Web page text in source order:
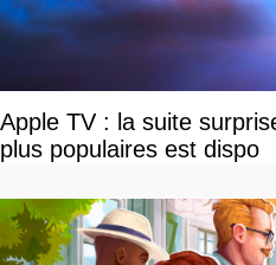
Apple TV : la suite
plus populaires est dispo